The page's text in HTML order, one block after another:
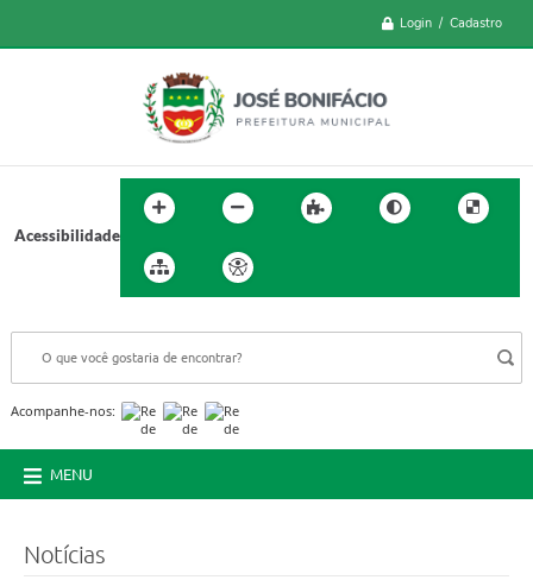
Login / Cadastro
Acessibilidade
Acompanhe-nos:
MENU
Notícias